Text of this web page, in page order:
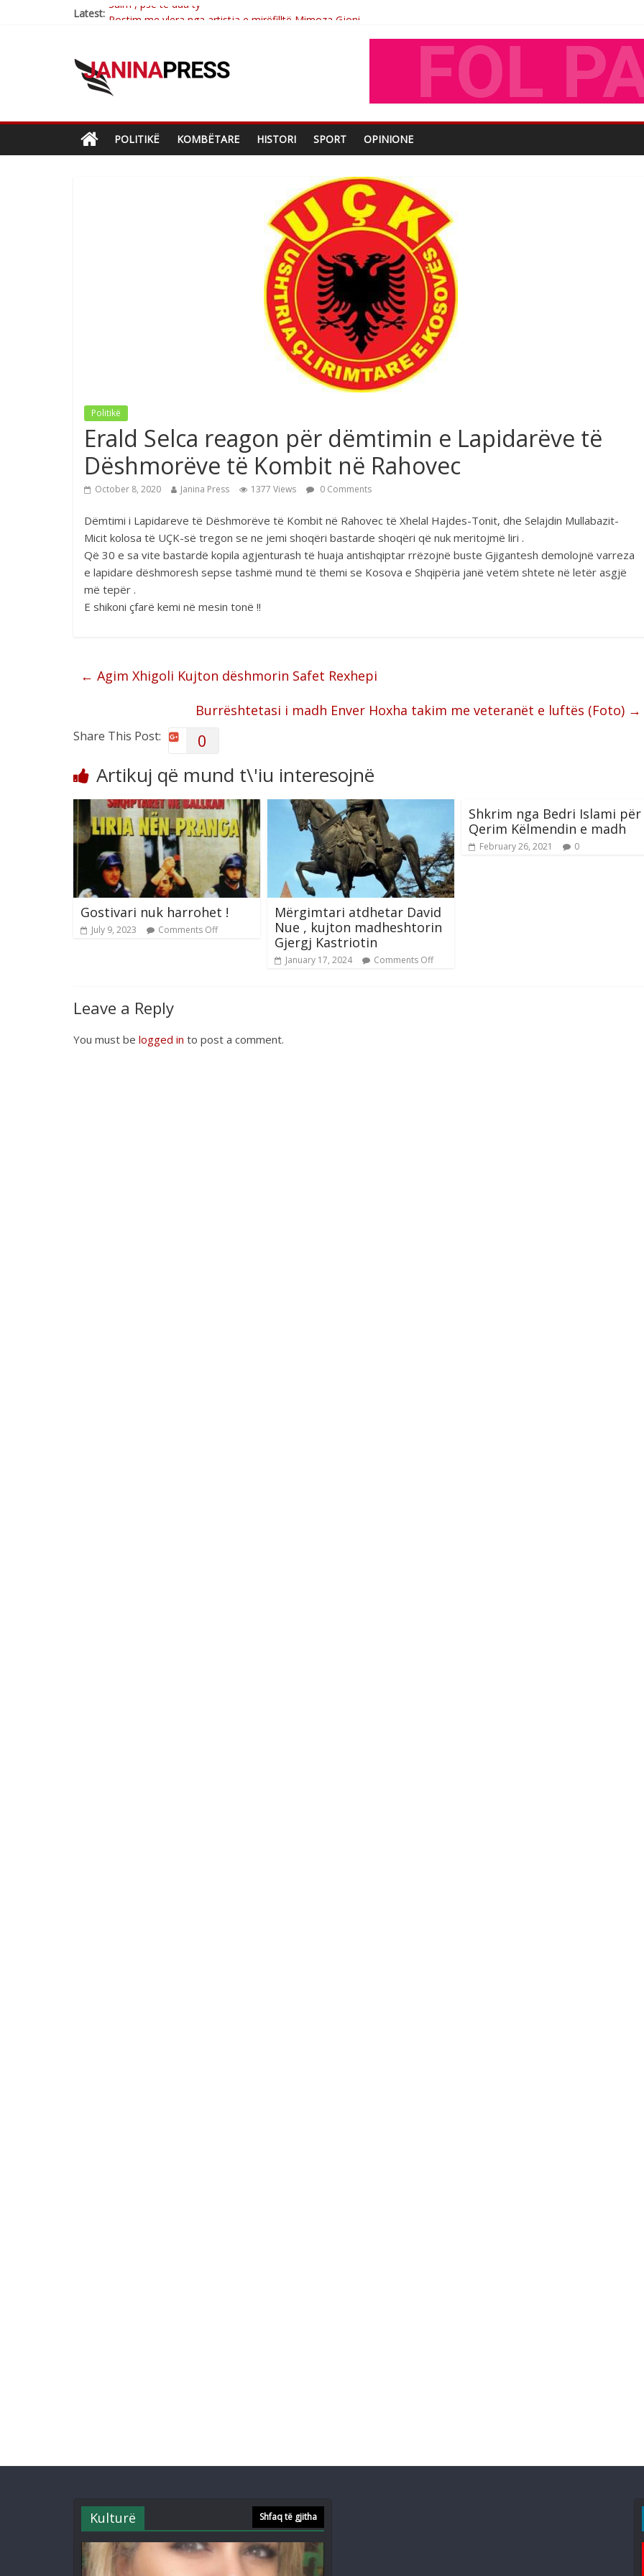
Latest: Postim me vlera nga artistja e mirëfilltë Mimoza Gjoni
Brahim Çekaj njē veprimtar i respektuar i çeshtjës kombëtare
Sulm , pse të dua ty
POLITIKË KOMBËTARE HISTORI SPORT OPINIONE
Politikë
Erald Selca reagon për dëmtimin e Lapidarëve të
Dëshmorëve të Kombit në Rahovec
October 8, 2020 Janina Press 1377 Views 0 Comments
Dëmtimi i Lapidareve të Dëshmorëve të Kombit në Rahovec të Xhelal Hajdes-Tonit, dhe Selajdin Mullabazit-
Micit kolosa të UÇK-së tregon se ne jemi shoqëri bastarde shoqëri që nuk meritojmë liri .
Që 30 e sa vite bastardë kopila agjenturash të huaja antishqiptar rrëzojnë buste Gjigantesh demolojnë varreza
e lapidare dëshmoresh sepse tashmë mund të themi se Kosova e Shqipëria janë vetëm shtete në letër asgjë
më tepër .
E shikoni çfarë kemi në mesin tonë !!
← Agim Xhigoli Kujton dëshmorin Safet Rexhepi
Burrështetasi i madh Enver Hoxha takim me veteranët e luftës (Foto) →
Share This Post: 0
Artikuj që mund t\'iu interesojnë
Gostivari nuk harrohet !
July 9, 2023 Comments Off
Mërgimtari atdhetar David
Nue , kujton madheshtorin
Gjergj Kastriotin
January 17, 2024 Comments Off
Shkrim nga Bedri Islami për
Qerim Këlmendin e madh
February 26, 2021 0
Leave a Reply
You must be logged in to post a comment.
Kulturë Shfaq të gjitha